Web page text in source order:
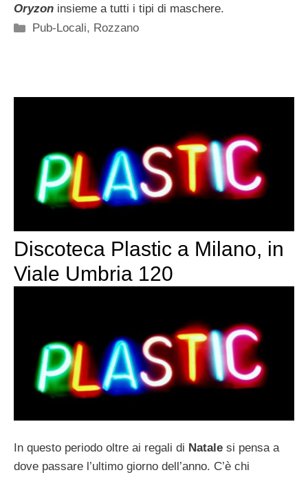
Oryzon insieme a tutti i tipi di maschere.
Categorie
Pub-Locali, Rozzano
Discoteca Plastic a Milano, in
Viale Umbria 120
In questo periodo oltre ai regali di Natale si pensa a
dove passare l’ultimo giorno dell’anno. C’è chi